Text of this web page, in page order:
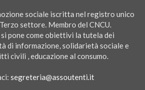
sociale iscritta nel registro unico
settore. Membro del CNCU.
si pone come obiettivi la tutela dei
di informazione, solidarietà sociale e
civili , educazione al consumo.
segreteria@assoutenti.it